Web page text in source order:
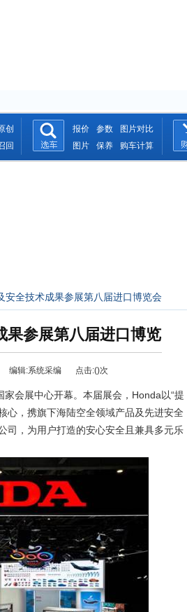
创
回
报价 参数
图片对比
图片
保养 购车计算
安全技术成果参展第八届进口博览会
果参展第八届进口博览
编辑:系统采编 点击:()次
会展中心开幕。本届展会，Honda以“提
心，携旗下海陆空全领域产品及先进安全
司，为用户打造的安心安全且兼具多元乐